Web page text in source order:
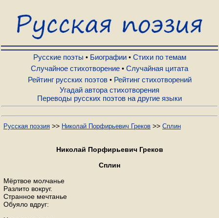
Русские поэты
Биографии
Стихи по темам
Случайное стихотворение
Рейтинг стихотворений
Русские поэты • Биографии• Стихи по темам
Случайное стихотворение • Случайная цитата
Рейтинг русских поэтов• Рейтинг стихотворений
Угадай автора стихотворения
Переводы русских поэтов на другие языки
Русская поэзия >> Николай Порфирьевич Греков >> Сплин
Николай Порфирьевич Греков
Сплин
Мёртвое молчанье
Разлито вокруг.
Странное мечтанье
Обуяло вдруг: